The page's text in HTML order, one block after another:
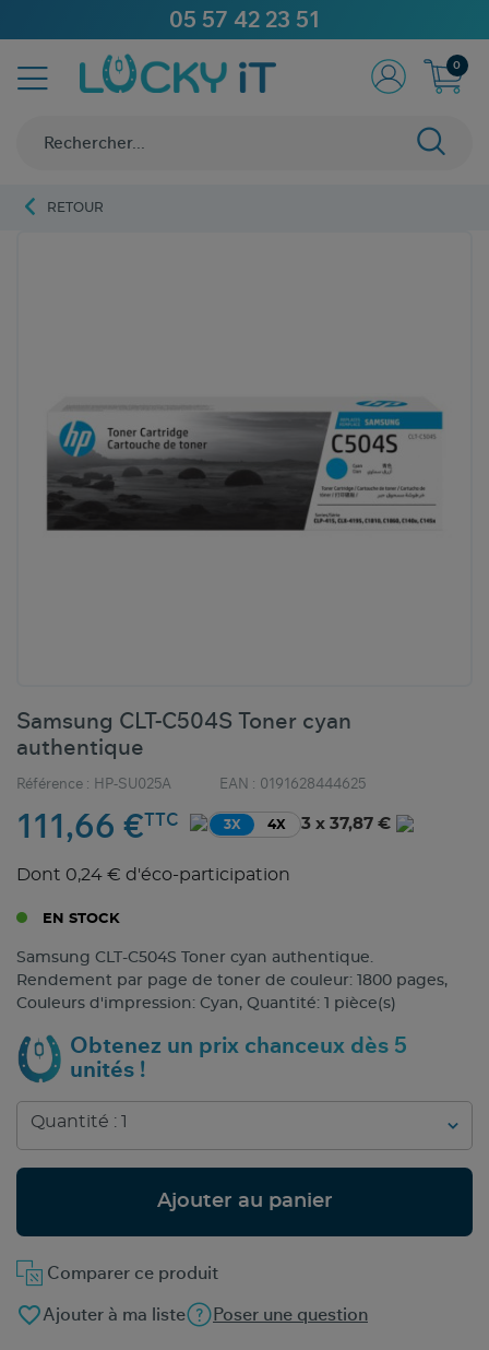
05 57 42 23 51
0
RETOUR
Samsung CLT-C504S Toner cyan
authentique
Référence : HP-SU025A EAN : 0191628444625
111,66 €TTC 3X 4X 3 x 37,87 €
Dont 0,24 € d'éco-participation
EN STOCK
Samsung CLT-C504S Toner cyan authentique.
Rendement par page de toner de couleur: 1800 pages,
Couleurs d'impression: Cyan, Quantité: 1 pièce(s)
Obtenez un prix chanceux dès 5
unités !
Ajouter au panier
favorite_borderAjouter à ma liste Poser une question
Comparer ce produit